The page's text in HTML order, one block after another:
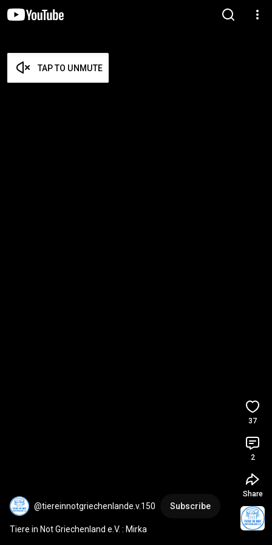
TAP TO UNMUTE
@tiereinnotgriechenlande.v.150 Subscribe
Tiere in Not Griechenland e.V. : Mirka
37
2
Share